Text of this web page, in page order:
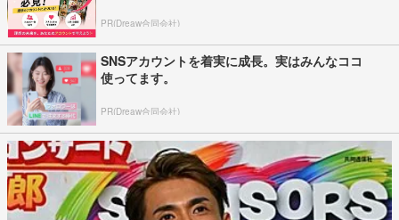
PR(Dreaw合同会社)
SNSアカウントを着実に成長。実はみんなココ
使ってます。
PR(Dreaw合同会社)